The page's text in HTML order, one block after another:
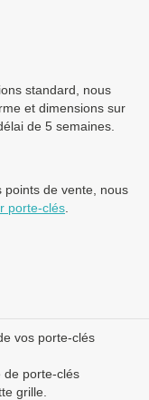
standard, nous
et dimensions sur
de 5 semaines.
points de vente, nous
porte-clés.
vos porte-clés
de porte-clés
grille.